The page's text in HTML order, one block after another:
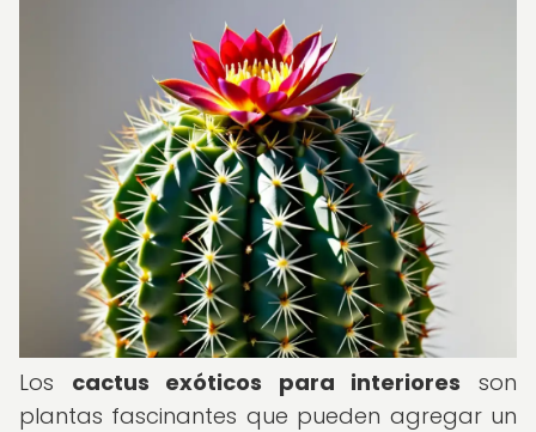
Los cactus exóticos para interiores son
plantas fascinantes que pueden agregar un